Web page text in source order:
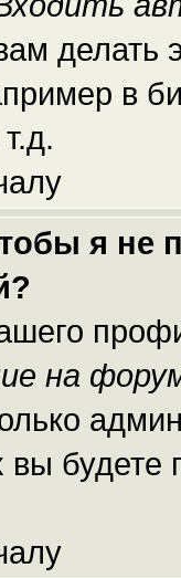
делать
в
я не
на
вы будете